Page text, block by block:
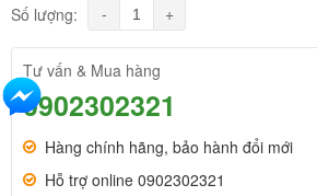
Số lượng:
- +
Tư vấn & Mua hàng
0902302321
Hàng chính hãng, bảo hành đổi mới
Hỗ trợ online 0902302321